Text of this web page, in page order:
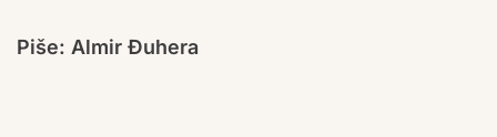
Piše: Almir Đuhera